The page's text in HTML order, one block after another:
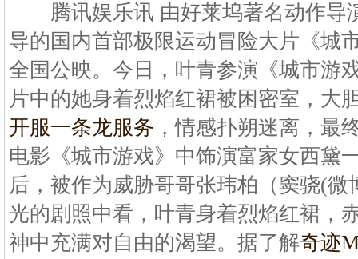
腾讯娱乐讯 由好莱坞著名动作导
导的国内首部极限运动冒险大片《城
全国公映。今日，叶青参演《城市游
片中的她身着烈焰红裙被困密室，大
开服一条龙服务 ，情感扑朔迷离，最
电影《城市游戏》中饰演富家女西黛
后，被作为威胁哥哥张玮柏（窦骁(
光的剧照中看，叶青身着烈焰红裙，
神中充满对自由的渴望。据了解奇迹